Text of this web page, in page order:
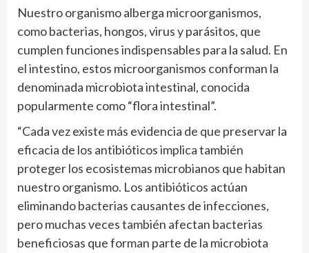
Nuestro organismo alberga microorganismos,
como bacterias, hongos, virus y parásitos, que
cumplen funciones indispensables para la salud. En
el intestino, estos microorganismos conforman la
denominada microbiota intestinal, conocida
popularmente como “flora intestinal”.
“Cada vez existe más evidencia de que preservar la
eficacia de los antibióticos implica también
proteger los ecosistemas microbianos que habitan
nuestro organismo. Los antibióticos actúan
eliminando bacterias causantes de infecciones,
pero muchas veces también afectan bacterias
beneficiosas que forman parte de la microbiota